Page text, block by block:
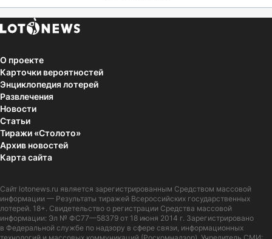
О проекте
Карточки вероятностей
Энциклопедия лотерей
Развлечения
Новости
Статьи
Тиражи «Столото»
Архив новостей
Карта сайта
Сайт lotonews.ru является зарегистрированным Средством массовой
информации — Результаты тиражей Всероссийских государственных
лотерей. 18+. Свидетельство о регистрации Средства массовой
информации: Эл № ФС77—58379 от 18 июня 2014 г. Зарегистрировано
в Федеральной службе по надзору в сфере связи, информационных